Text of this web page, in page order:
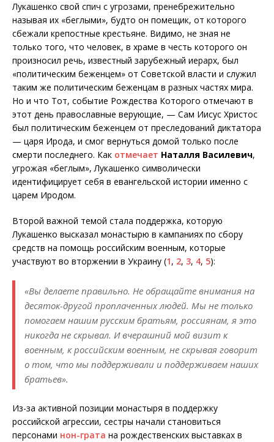
Лукашенко свой спич с угрозами, пренебрежительно
называя их «беглыми», будто он помещик, от которого
сбежали крепостные крестьяне. Видимо, не зная не
только того, что человек, в храме в честь которого он
произносил речь, известный зарубежный иерарх, был
«политическим беженцем» от Советской власти и служил
таким же политическим беженцам в разных частях мира.
Но и что Тот, событие Рождества Которого отмечают в
этот день православные верующие, — Сам Иисус Христос
был политическим беженцем от преследований диктатора
— царя Ирода, и смог вернуться домой только после
смерти последнего. Как отмечает Наталля Василевич,
угрожая «беглым», Лукашенко символически
идентифицирует себя в евангельской истории именно с
царем Иродом.
Второй важной темой стала поддержка, которую
Лукашенко высказал монастырю в кампаниях по сбору
средств на помощь российским военным, которые
участвуют во вторжении в Украину (1, 2, 3, 4, 5):
«Вы делаете правильно. Не обращайте внимания на
десяток-другой проплаченных людей. Мы не только
помогаем нашим русским братьям, россиянам, я это
никогда не скрывал. И вчерашний мой визит к
военным, к российским военным, не скрывая говорит
о том, что мы поддерживали и поддерживаем наших
братьев».
Из-за активной позиции монастыря в поддержку
российской агрессии, сестры начали становиться
персонами нон-грата на рождественских выставках в